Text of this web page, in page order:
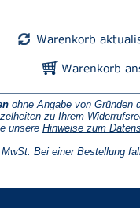
ohne Angabe von Gründen
zu Ihrem
unsere Hinweise zum
Bei einer Bestellung